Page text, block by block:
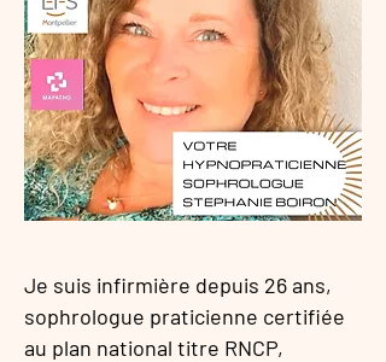
Je suis infirmière depuis 26 ans,
sophrologue praticienne certifiée
au plan national titre RNCP,